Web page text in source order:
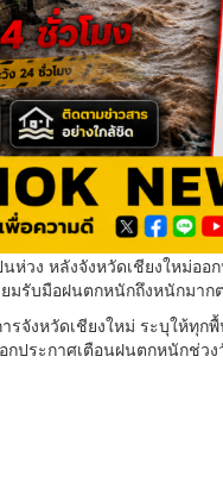
วง หลังจังหวัดเชียงใหม่ออ
มรับมือฝนตกหนักถึงหนักมาก
รจังหวัดเชียงใหม่ ระบุให้ทุ
ประกาศเตือนฝนตกหนักช่ว